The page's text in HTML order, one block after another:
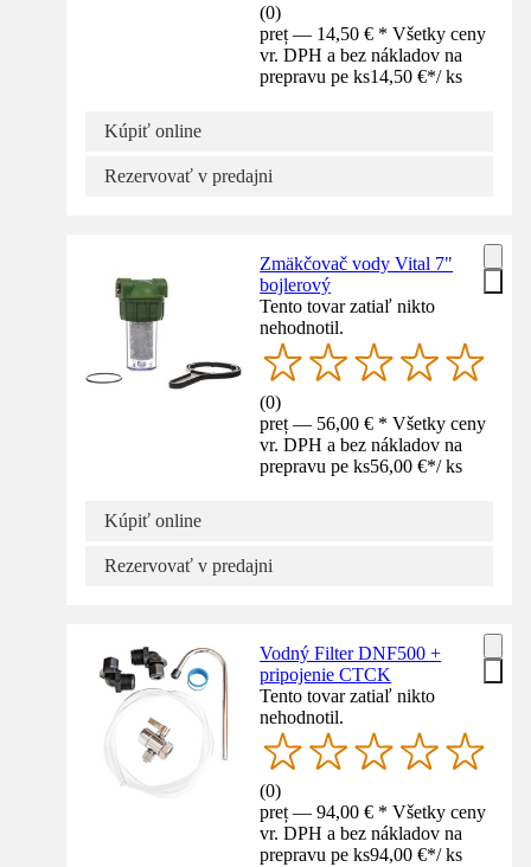
(0)
preț — 14,50 € * Všetky ceny
vr. DPH a bez nákladov na
prepravu pe ks14,50 €*/ ks
Kúpiť online
Rezervovať v predajni
Zmäkčovač vody Vital 7"
bojlerový
Tento tovar zatiaľ nikto
nehodnotil.
(0)
preț — 56,00 € * Všetky ceny
vr. DPH a bez nákladov na
prepravu pe ks56,00 €*/ ks
Kúpiť online
Rezervovať v predajni
Vodný Filter DNF500 +
pripojenie CTCK
Tento tovar zatiaľ nikto
nehodnotil.
(0)
preț — 94,00 € * Všetky ceny
vr. DPH a bez nákladov na
prepravu pe ks94,00 €*/ ks